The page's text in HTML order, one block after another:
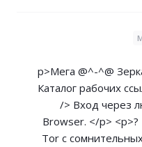
<p>Мега @^-^@
Каталог рабочих
/> Вход через
Browser. </p>
Tor с